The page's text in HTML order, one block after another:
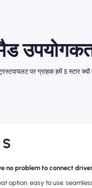
पर ग्राहक हमें 5 स्टार क्यों
no problem to connect
option. easy to use.